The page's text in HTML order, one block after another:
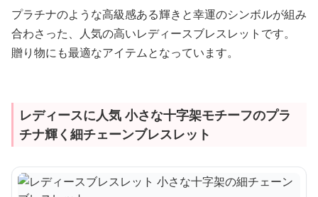
プラチナのような高級感ある輝きと幸運のシンボルが組み
合わさった、人気の高いレディースブレスレットです。
贈り物にも最適なアイテムとなっています。
レディースに人気 小さな十字架モチーフのプラ
チナ輝く細チェーンブレスレット